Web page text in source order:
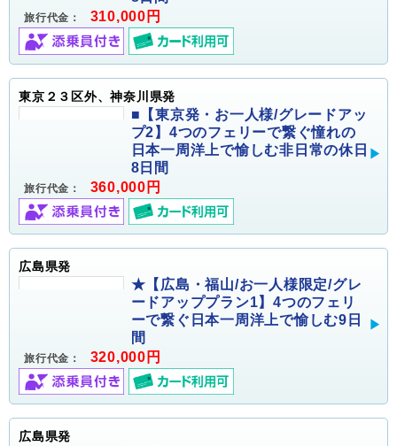
旅行代金： 310,000円
東京２３区外、神奈川県発
■【東京発・お一人様/グレードアッ
プ2】4つのフェリーで繋ぐ憧れの
日本一周洋上で愉しむ非日常の休日
8日間
旅行代金： 360,000円
広島県発
★【広島・福山/お一人様限定/グレ
ードアッププラン1】4つのフェリ
ーで繋ぐ日本一周洋上で愉しむ9日
間
旅行代金： 320,000円
広島県発